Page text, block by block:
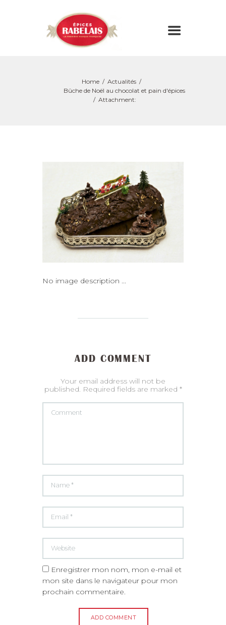
Home
Actualités
Bûche de Noël au chocolat et pain d'épices
Attachment:
No image description ...
ADD COMMENT
Your email address will not be
published. Required fields are marked *
Enregistrer mon nom, mon e-mail et
mon site dans le navigateur pour mon
prochain commentaire.